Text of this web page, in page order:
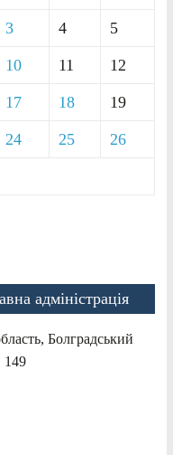
3 4 5
10 11 12
17 18 19
24 25 26
адміністрація
Болградський
149